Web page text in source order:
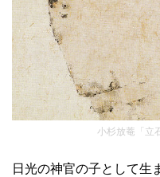
小杉放菴「立
日光の神官の子として生